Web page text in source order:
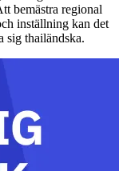
bemästra regional
inställning kan det
sig thailändska.